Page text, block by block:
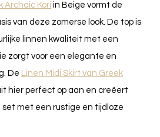
Archaic Kori in Beige vormt de
van deze zomerse look. De top is
linnen kwaliteit met een
zorgt voor een elegante en
De Linen Midi Skirt van Greek
hier perfect op aan en creëert
met een rustige en tijdloze